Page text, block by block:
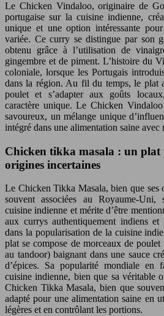
Le Chicken Vindaloo, originaire de
portugaise sur la cuisine indienne,
unique et une option intéressante
variée. Ce curry se distingue par son
obtenu grâce à l’utilisation de
gingembre et de piment. L’histoire du
coloniale, lorsque les Portugais
dans la région. Au fil du temps, le plat
poulet et s’adapter aux goûts
caractère unique. Le Chicken
savoureux, un mélange unique
intégré dans une alimentation saine avec
Chicken tikka masala : un plat
origines incertaines
Le Chicken Tikka Masala, bien que ses
souvent associées au Royaume-Uni,
cuisine indienne et mérite d’être
aux currys authentiquement indiens
dans la popularisation de la cuisine
plat se compose de morceaux de
au tandoor) baignant dans une sauce
d’épices. Sa popularité mondiale en
cuisine indienne, bien que sa véritable
Chicken Tikka Masala, bien que
adapté pour une alimentation saine en
légères et en contrôlant les portions.